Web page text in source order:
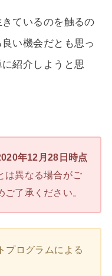
ているのを触るの
い機会だとも思っ
紹介しようと思
年12月28日時点
は異なる場合がご
了承ください。
プログラムによる